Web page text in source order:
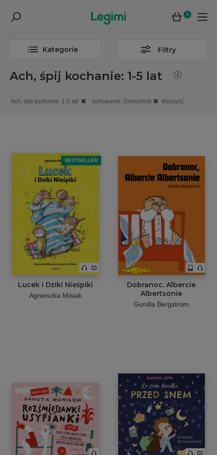
0
Kategorie Filtry
Ach, śpij kochanie: 1-5 lat
Ach, śpij kochanie: 1-5 lat sortowanie: Domyślnie Wyczyść
BESTSELLER
Lucek i Dziki Nieśpiki
Agnieszka Misiak
Dobranoc, Albercie
Albertsonie
Gunilla Bergstrom